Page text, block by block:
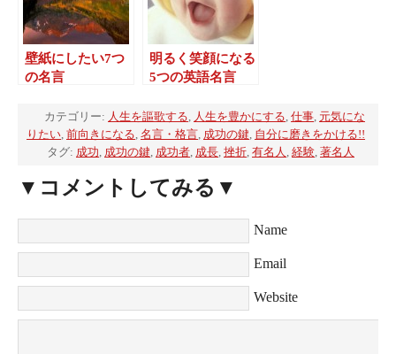
壁紙にしたい7つ
の名言
明るく笑顔になる
5つの英語名言
カテゴリー: 人生を謳歌する, 人生を豊かにする, 仕事, 元気にな
りたい, 前向きになる, 名言・格言, 成功の鍵, 自分に磨きをかける!!
タグ: 成功, 成功の鍵, 成功者, 成長, 挫折, 有名人 , 経験, 著名人
▼コメントしてみる▼
Name
Email
Website